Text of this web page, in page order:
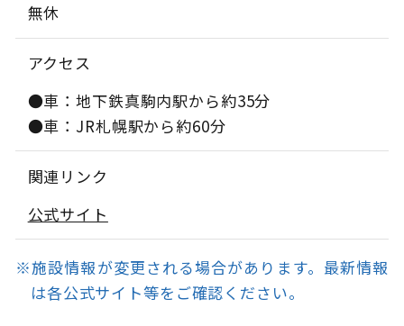
無休
アクセス
●車：地下鉄真駒内駅から約35分
●車：JR札幌駅から約60分
関連リンク
公式サイト
※施設情報が変更される場合があります。最新情報
は各公式サイト等をご確認ください。